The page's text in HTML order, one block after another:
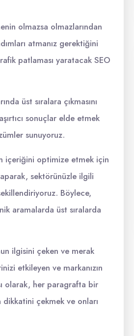
olmazsa olmazlarından
atmanız gerektiğini
patlaması yaratacak SEO
üst sıralara çıkmasını
sonuçlar elde etmek
sunuyoruz.
içeriğini optimize etmek için
sektörünüzle ilgili
Böylece,
aramalarda üst sıralarda
ilgisini çeken ve merak
etkileyen ve markanızın
olarak, her paragrafta bir
dikkatini çekmek ve onları